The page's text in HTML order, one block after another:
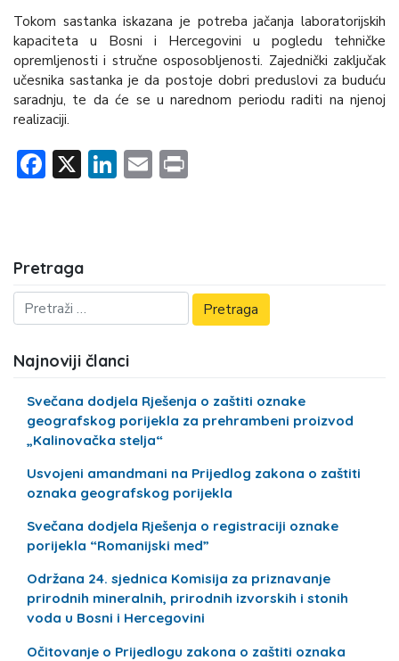
Tokom sastanka iskazana je potreba jačanja laboratorijskih
kapaciteta u Bosni i Hercegovini u pogledu tehničke
opremljenosti i stručne osposobljenosti. Zajednički zaključak
učesnika sastanka je da postoje dobri preduslovi za buduću
saradnju, te da će se u narednom periodu raditi na njenoj
realizaciji.
Facebook
X LinkedIn
Email
Pretraga
Najnoviji članci
Svečana dodjela Rješenja o zaštiti oznake
geografskog porijekla za prehrambeni proizvod
„Kalinovačka stelja“
Usvojeni amandmani na Prijedlog zakona o zaštiti
oznaka geografskog porijekla
Svečana dodjela Rješenja o registraciji oznake
porijekla “Romanijski med”
Održana 24. sjednica Komisija za priznavanje
prirodnih mineralnih, prirodnih izvorskih i stonih
voda u Bosni i Hercegovini
Očitovanje o Prijedlogu zakona o zaštiti oznaka